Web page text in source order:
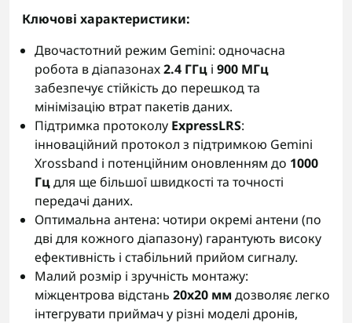
Ключові характеристики:
Двочастотний режим Gemini: одночасна
робота в діапазонах2.4 ГГц і 900 МГц
забезпечує стійкість до перешкод та
мінімізацію втрат пакетів даних.
Підтримка протоколу ExpressLRS:
інноваційний протокол з підтримкою Gemini
Xrossband і потенційним оновленням до 1000
Гцдля ще більшої швидкості та точності
передачі даних.
Оптимальна антена: чотири окремі антени (по
дві для кожного діапазону) гарантують високу
ефективність і стабільний прийом сигналу.
Малий розмір і зручність монтажу:
міжцентрова відстань 20x20 ммдозволяє легко
інтегрувати приймач у різні моделі дронів,